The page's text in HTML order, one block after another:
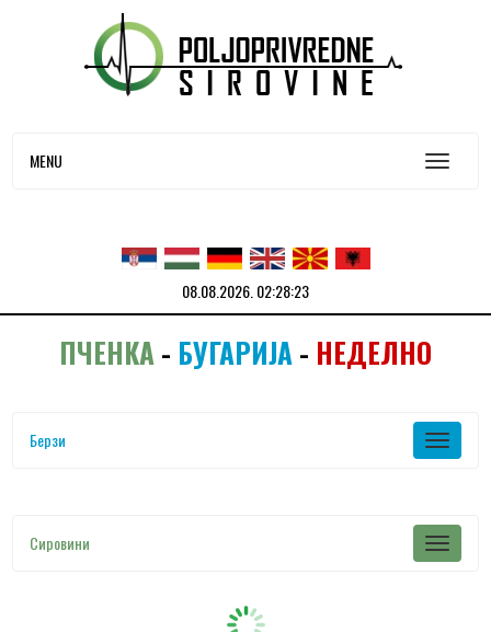
MENU
08.08.2026. 02:28:23
ПЧЕНКА - БУГАРИЈА - НЕДЕЛНО
Берзи
Сировини